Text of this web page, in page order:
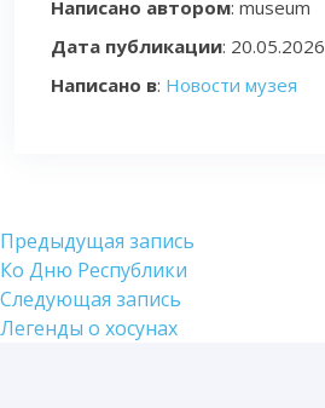
Написано автором: museum
Дата публикации: 20.05.2026
Написано в: Новости музея
Навигация
по
записям
Предыдущая запись
Ко Дню Республики
Следующая запись
Легенды о хосунах